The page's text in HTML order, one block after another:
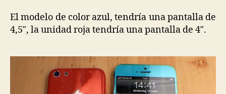
El modelo de color azul, tendría una pantalla de
4,5″, la unidad roja tendría una pantalla de 4″.